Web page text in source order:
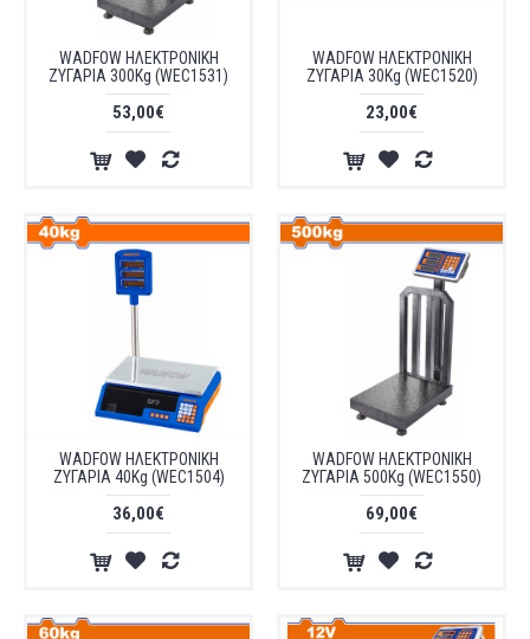
WADFOW ΗΛΕΚΤΡΟΝΙΚΗ
ΖΥΓΑΡΙΑ 300Kg (WEC1531)
53,00€
WADFOW ΗΛΕΚΤΡΟΝΙΚΗ
ΖΥΓΑΡΙΑ 30Kg (WEC1520)
23,00€
WADFOW ΗΛΕΚΤΡΟΝΙΚΗ
ΖΥΓΑΡΙΑ 40Kg (WEC1504)
36,00€
WADFOW ΗΛΕΚΤΡΟΝΙΚΗ
ΖΥΓΑΡΙΑ 500Kg (WEC1550)
69,00€